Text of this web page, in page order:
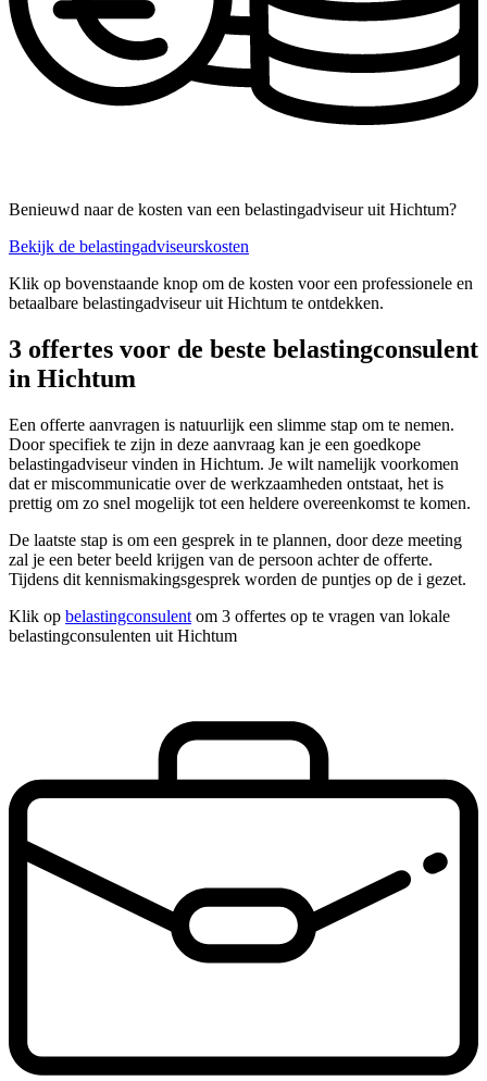
Benieuwd naar de kosten van een belastingadviseur uit Hichtum?
Bekijk de belastingadviseurskosten
Klik op bovenstaande knop om de kosten voor een professionele en
betaalbare belastingadviseur uit Hichtum te ontdekken.
3 offertes voor de beste belastingconsulent
in Hichtum
Een offerte aanvragen is natuurlijk een slimme stap om te nemen.
Door specifiek te zijn in deze aanvraag kan je een goedkope
belastingadviseur vinden in Hichtum. Je wilt namelijk voorkomen
dat er miscommunicatie over de werkzaamheden ontstaat, het is
prettig om zo snel mogelijk tot een heldere overeenkomst te komen.
De laatste stap is om een gesprek in te plannen, door deze meeting
zal je een beter beeld krijgen van de persoon achter de offerte.
Tijdens dit kennismakingsgesprek worden de puntjes op de i gezet.
Klik op belastingconsulent om 3 offertes op te vragen van lokale
belastingconsulenten uit Hichtum